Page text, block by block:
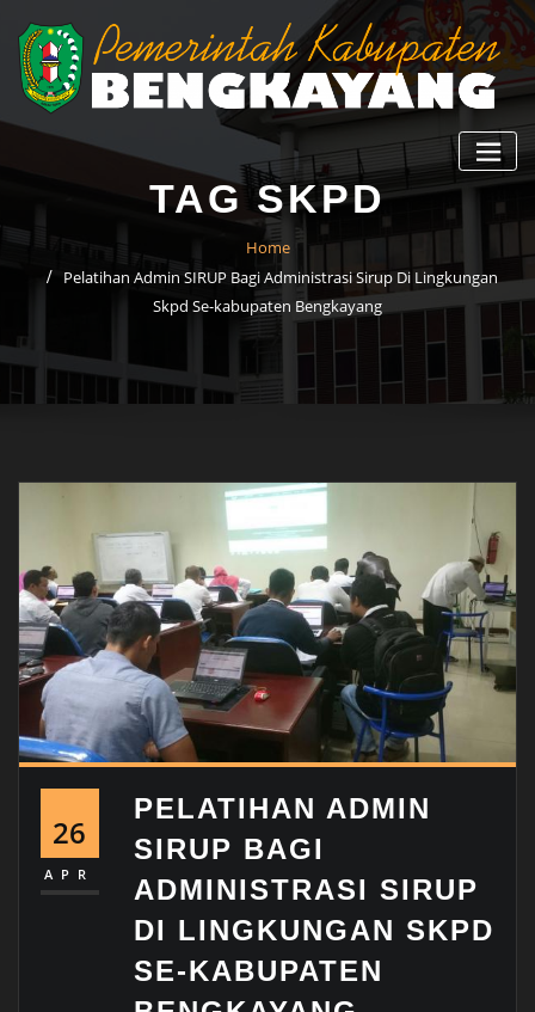
TAG SKPD
Home
Pelatihan Admin SIRUP Bagi Administrasi Sirup Di Lingkungan
Skpd Se-kabupaten Bengkayang
26
APR
PELATIHAN ADMIN
SIRUP BAGI
ADMINISTRASI SIRUP
DI LINGKUNGAN SKPD
SE-KABUPATEN